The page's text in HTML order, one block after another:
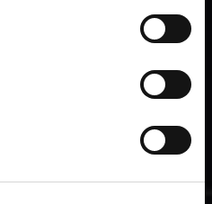
ti invitiamo a